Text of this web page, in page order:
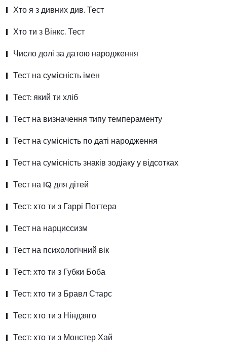
Хто я з дивних див. Тест
Хто ти з Вінкс. Тест
Число долі за датою народження
Тест на сумісність імен
Тест: який ти хліб
Тест на визначення типу темпераменту
Тест на сумісність по даті народження
Тест на сумісність знаків зодіаку у відсотках
Тест на IQ для дітей
Тест: хто ти з Гаррі Поттера
Тест на нарциссизм
Тест на психологічний вік
Тест: хто ти з Губки Боба
Тест: хто ти з Бравл Старс
Тест: хто ти з Ніндзяго
Тест: хто ти з Монстер Хай